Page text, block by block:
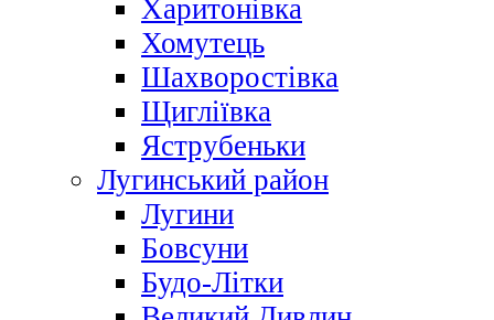
Харитонівка
Хомутець
Шахворостівка
Щигліївка
Яструбеньки
Лугинський район
Лугини
Бовсуни
Будо-Літки